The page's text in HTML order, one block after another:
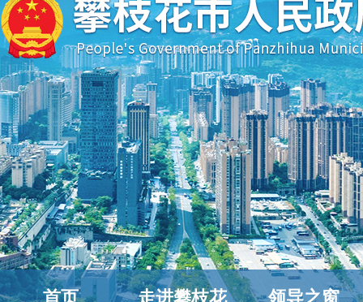
首页 走进攀枝花 领导之窗